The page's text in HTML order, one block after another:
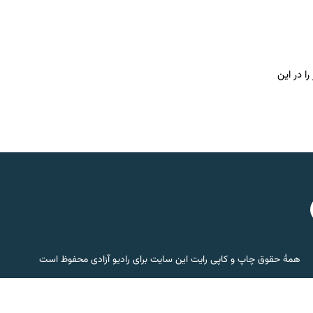
در این
همۀ حقوق چاپ و کاپی رایت این سایت برای رادیو آزادی محفوظ است